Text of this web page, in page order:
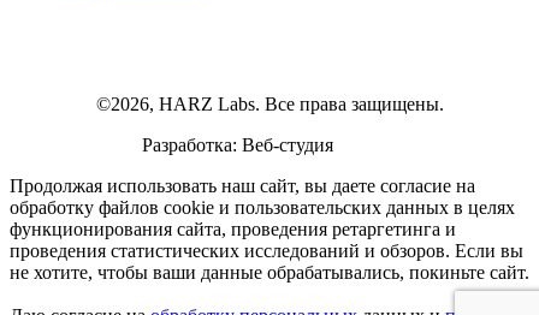
©2026, HARZ Labs. Все права защищены.
Разработка: Веб-студия
Продолжая использовать наш сайт, вы даете согласие на
обработку файлов cookie и пользовательских данных в целях
функционирования сайта, проведения ретаргетинга и
проведения статистических исследований и обзоров. Если вы
не хотите, чтобы ваши данные обрабатывались, покиньте сайт.